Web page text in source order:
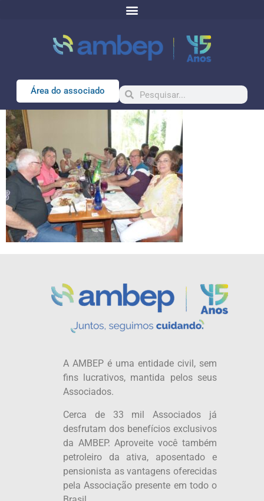
Área do associado
A AMBEP é uma entidade civil, sem
fins lucrativos, mantida pelos seus
Associados.
Cerca de 33 mil Associados já
desfrutam dos benefícios exclusivos
da AMBEP. Aproveite você também
petroleiro da ativa, aposentado e
pensionista as vantagens oferecidas
pela Associação presente em todo o